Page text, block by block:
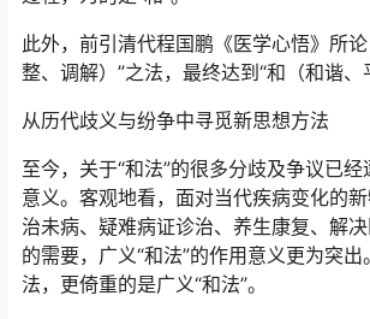
此外，前引清代程国鹏《医学心悟》所
整、调解）”之法，最终达到“和（和谐、
从历代歧义与纷争中寻觅新思想方法
至今，关于“和法”的很多分歧及争议已
意义。客观地看，面对当代疾病变化的新
治未病、疑难病证诊治、养生康复、解
的需要，广义“和法”的作用意义更为突出
法，更倚重的是广义“和法”。